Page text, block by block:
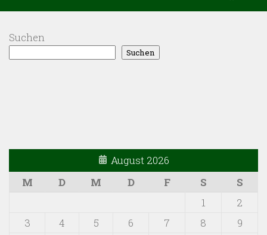
Suchen
Suchen
August 2026
M
D M D F S
S
1
2
3
4 5 6 7 8
9